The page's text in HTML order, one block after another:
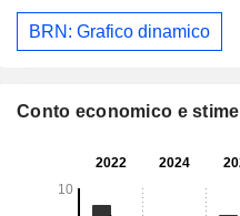
BRN: Grafico dinamico
Conto economico e stime